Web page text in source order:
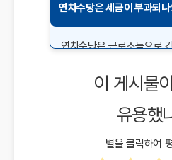
퇴사 후에도 연차수당 지급
소멸시효는 3년입니다.
연차수당은 세금이 부과되
연차수당은 근로소득으로
지급 시 급여 명세서를 통
이 게시물
유용했
별을 클릭하여